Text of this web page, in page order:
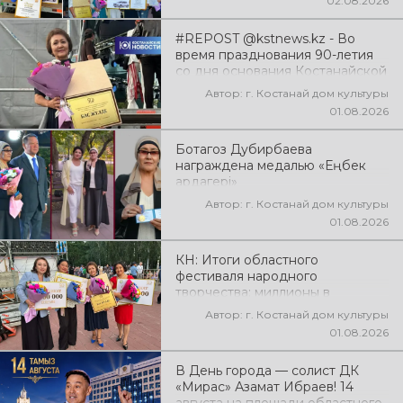
#REPOST @kstnews.kz - Во
время празднования 90-летия
со дня основания Костанайской
области подвели итоги 38-го
фестиваля самодеятельного
Автор: г. Костанай дом культуры
01.08.2026
Ботагоз Дубирбаева
награждена медалью «Еңбек
ардагері»
Автор: г. Костанай дом культуры
01.08.2026
КН: Итоги областного
фестиваля народного
творчества: миллионы в
культуруАвтор: г. Костанай дом культуры
01.08.2026
В День города — солист ДК
«Мирас» Азамат Ибраев! 14